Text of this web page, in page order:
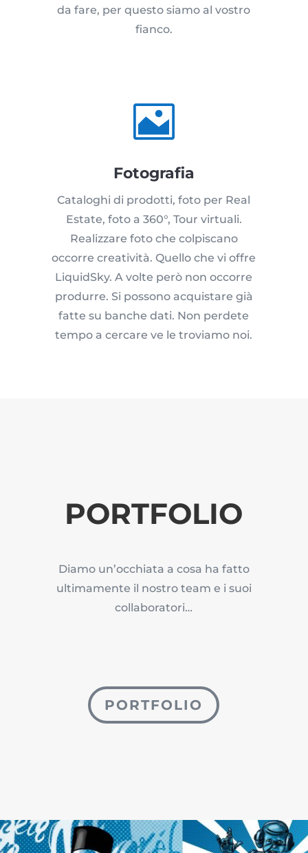
da fare, per questo siamo al vostro
fianco.

Fotografia
Cataloghi di prodotti, foto per Real
Estate, foto a 360°, Tour virtuali.
Realizzare foto che colpiscano
occorre creatività. Quello che vi offre
LiquidSky. A volte però non occorre
produrre. Si possono acquistare già
fatte su banche dati. Non perdete
tempo a cercare ve le troviamo noi.
PORTFOLIO
Diamo un’occhiata a cosa ha fatto
ultimamente il nostro team e i suoi
collaboratori…
PORTFOLIO